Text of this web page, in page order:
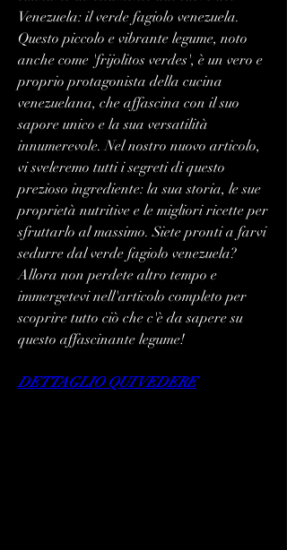
Venezuela: il verde fagiolo venezuela.
Questo piccolo e vibrante legume, noto
anche come 'frijolitos verdes', è un vero e
proprio protagonista della cucina
venezuelana, che affascina con il suo
sapore unico e la sua versatilità
innumerevole. Nel nostro nuovo articolo,
vi sveleremo tutti i segreti di questo
prezioso ingrediente: la sua storia, le sue
proprietà nutritive e le migliori ricette per
sfruttarlo al massimo. Siete pronti a farvi
sedurre dal verde fagiolo venezuela?
Allora non perdete altro tempo e
immergetevi nell'articolo completo per
scoprire tutto ciò che c'è da sapere su
questo affascinante legume!
DETTAGLIO QUI VEDERE